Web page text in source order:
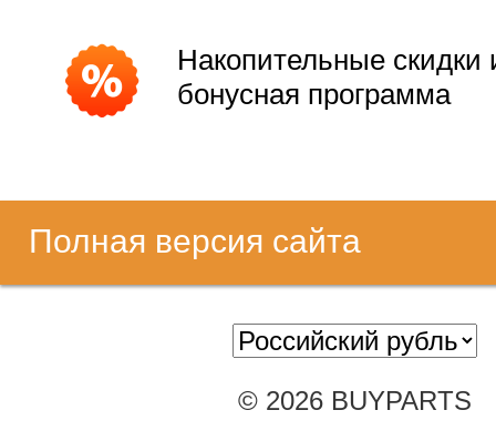
Накопительные скидки
бонусная программа
Полная версия сайта
© 2026 BUYPARTS